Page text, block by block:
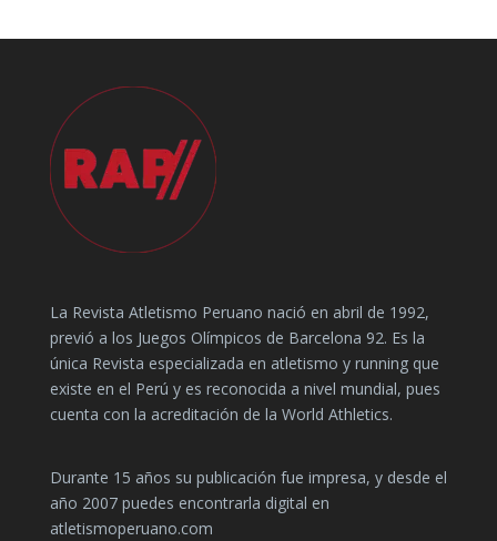
La Revista Atletismo Peruano nació en abril de 1992,
previó a los Juegos Olímpicos de Barcelona 92. Es la
única Revista especializada en atletismo y running que
existe en el Perú y es reconocida a nivel mundial, pues
cuenta con la acreditación de la World Athletics.
Durante 15 años su publicación fue impresa, y desde el
año 2007 puedes encontrarla digital en
atletismoperuano.com